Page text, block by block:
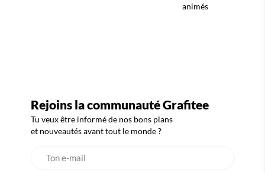
animés
Rejoins la communauté Grafitee
Tu veux être informé de nos bons plans
et nouveautés avant tout le monde ?